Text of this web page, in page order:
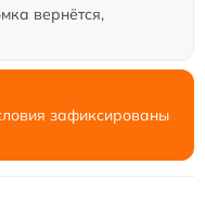
вернётся,
зафиксированы